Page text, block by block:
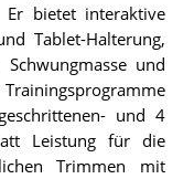
Er bietet interaktive
Tablet-Halterung,
und
und 4
Leistung für die
Trimmen mit